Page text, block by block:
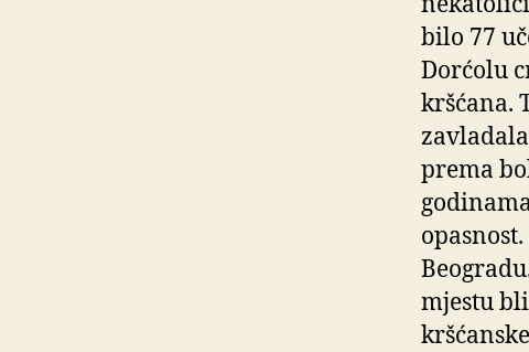
bilo 77
Dorćolu
kršćana.
prema
mjestu